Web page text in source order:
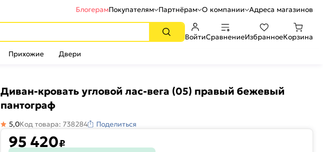
БлогерамПокупателям Партнёрам О компании Адреса магазинов
ВойтиСравнениеИзбранноеКорзина
Прихожие Двери
Диван-кровать угловой лас-вега (05) правый бежевый
пантограф
5,0Код товара: 738284 Поделиться
95 420₽